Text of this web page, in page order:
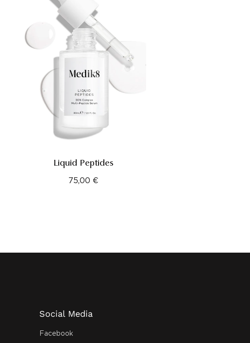
Liquid Peptides
75,00 €
Social Media
Facebook